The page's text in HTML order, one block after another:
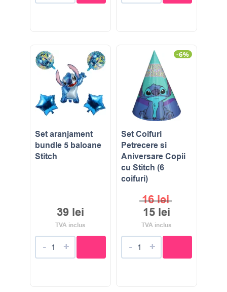
Set aranjament
bundle 5 baloane
Stitch
39 lei
TVA inclus
- +
-6%
Set Coifuri
Petrecere si
Aniversare Copii
cu Stitch (6
coifuri)
16lei
15 lei
TVA inclus
- +